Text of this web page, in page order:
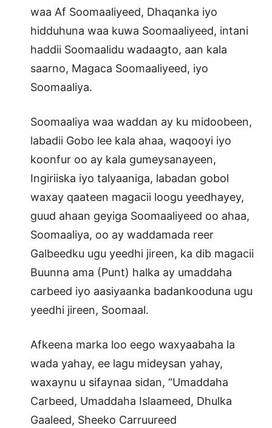
waa Af Soomaaliyeed, Dhaqanka iyo
hidduhuna waa kuwa Soomaaliyeed, intani
haddii Soomaalidu wadaagto, aan kala
saarno, Magaca Soomaaliyeed, iyo
Soomaaliya.
Soomaaliya waa waddan ay ku midoobeen,
labadii Gobo lee kala ahaa, waqooyi iyo
koonfur oo ay kala gumeysanayeen,
Ingiriiska iyo talyaaniga, labadan gobol
waxay qaateen magacii loogu yeedhayey,
guud ahaan geyiga Soomaaliyeed oo ahaa,
Soomaaliya, oo ay waddamada reer
Galbeedku ugu yeedhi jireen, ka dib magacii
Buunna ama (Punt) halka ay umaddaha
carbeed iyo aasiyaanka badankooduna ugu
yeedhi jireen, Soomaal.
Afkeena marka loo eego waxyaabaha la
wada yahay, ee lagu mideysan yahay,
waxaynu u sifaynaa sidan, “Umaddaha
Carbeed, Umaddaha Islaameed, Dhulka
Gaaleed, Sheeko Carruureed